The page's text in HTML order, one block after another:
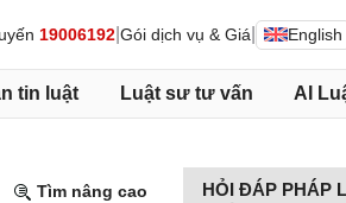
19006192 Gói dịch vụ & Giá English
tin luật Luật sư tư vấn AI
Tìm nâng cao
HỎI ĐÁP PHÁP